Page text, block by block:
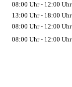
08:00 Uhr - 12:00 Uhr
13:00 Uhr - 18:00 Uhr
08:00 Uhr - 12:00 Uhr
08:00 Uhr - 12:00 Uhr